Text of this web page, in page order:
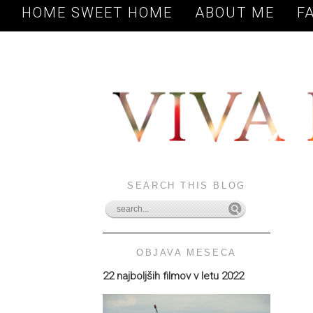
HOME SWEET HOME ABOUT ME
SEARCH THIS BLOG
OBJAVA MESECA
22 najboljših filmov v letu 2022